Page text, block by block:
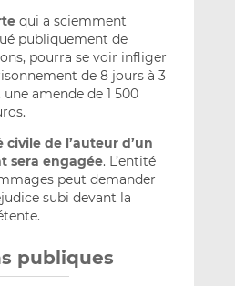
qui a sciemment
publiquement de
pourra se voir infliger
de 8 jours à 3
amende de 1 500
civile de l’auteur d’un
sera engagée. L’entité
peut demander
subi devant la
publiques